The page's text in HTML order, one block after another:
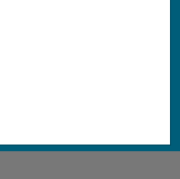
en ga